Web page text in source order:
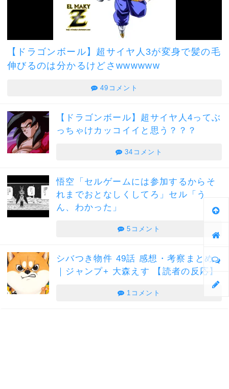
【ドラゴンボール】超サイヤ人3が変身で髪の毛
伸びるのは分かるけどさwwwwww
49コメント
【ドラゴンボール】超サイヤ人4ってぶ
っちゃけカッコイイと思う？？？
34コメント
悟空「セルゲームには参加するからそ
れまでおとなしくしてろ」セル「う
ん、わかった」
5コメント
シバつき物件 49話 感想・考察まとめ
｜ジャンプ+ 大森えす 【読者の反応】
1コメント